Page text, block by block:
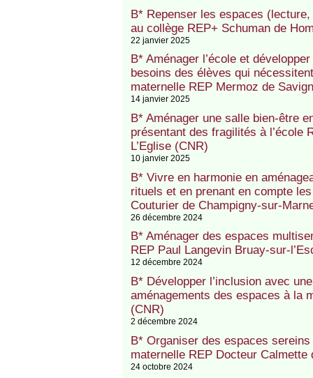
B* Repenser les espaces
au collège REP+ Schuman de
22 janvier 2025
B* Aménager l’école et
besoins des élèves qui
maternelle REP Mermoz de
14 janvier 2025
B* Aménager une salle bien-être
présentant des fragilités à l’école
L’Eglise (CNR)
10 janvier 2025
B* Vivre en harmonie en
rituels et en prenant en compte
Couturier de Champigny-sur-
26 décembre 2024
B* Aménager des espaces
REP Paul Langevin Bruay-sur-
12 décembre 2024
B* Développer l’inclusion avec
aménagements des espaces à la
(CNR)
2 décembre 2024
B* Organiser des espaces
maternelle REP Docteur Calmette
24 octobre 2024